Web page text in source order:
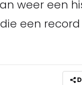
weer een
een